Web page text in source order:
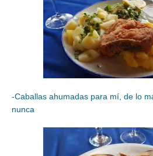
-Caballas ahumadas para mí, de lo
nunca